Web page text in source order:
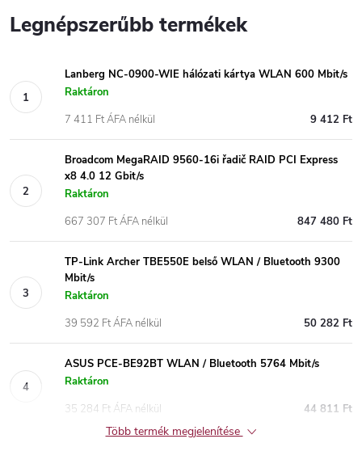
Legnépszerűbb termékek
Lanberg NC-0900-WIE hálózati kártya WLAN 600 Mbit/s
Raktáron
9 412 Ft
7 411 Ft ÁFA nélkül
Broadcom MegaRAID 9560-16i řadič RAID PCI Express
x8 4.0 12 Gbit/s
Raktáron
847 480 Ft
667 307 Ft ÁFA nélkül
TP-Link Archer TBE550E belső WLAN / Bluetooth 9300
Mbit/s
Raktáron
50 282 Ft
39 592 Ft ÁFA nélkül
ASUS PCE-BE92BT WLAN / Bluetooth 5764 Mbit/s
Raktáron
44 811 Ft
35 284 Ft ÁFA nélkül
Több termék megjelenítése